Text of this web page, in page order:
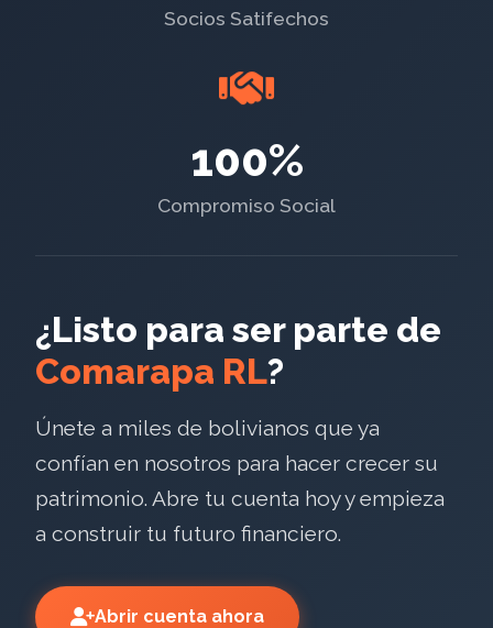
Socios Satifechos
100%
Compromiso Social
¿Listo para ser parte de
Comarapa RL?
Únete a miles de bolivianos que ya
confían en nosotros para hacer crecer su
patrimonio. Abre tu cuenta hoy y empieza
a construir tu futuro financiero.
Abrir cuenta ahora